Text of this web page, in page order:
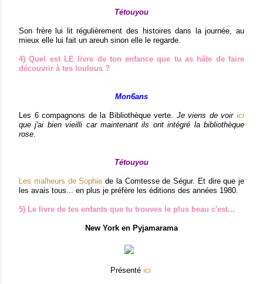
Tétouyou
Son frère lui lit régulièrement des histoires dans la journée, au
mieux elle lui fait un areuh sinon elle le regarde.
4) Quel est LE livre de ton enfance que tu as hâte de faire
découvrir à tes loulous ?
Mon6ans
Les 6 compagnons de la Bibliothèque verte. Je viens de voirici
que j'ai bien vieilli car maintenant ils ont intégré la bibliothèque
rose.
Tétouyou
Les malheurs de Sophie de la Comtesse de Ségur. Et dire que je
les avais tous... en plus je préfère les éditions des années 1980.
5) Le livre de tes enfants que tu trouves le plus beau c'est...
New York en Pyjamarama
Présenté ici